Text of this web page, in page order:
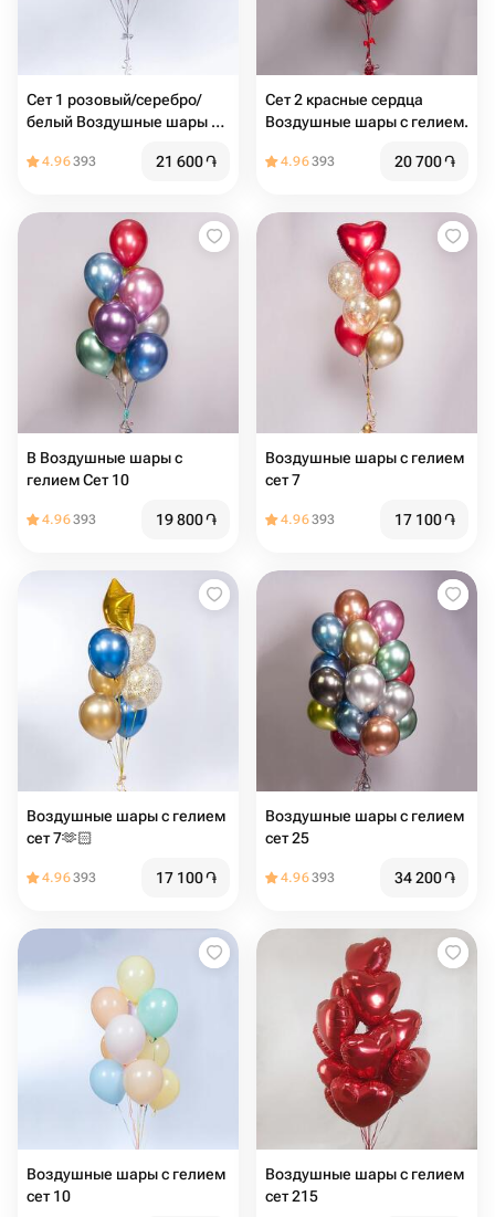
Сет 1 розовый/серебро/
белый Воздушные шары с
4.96393 21 600֏
Сет 2 красные сердца
Воздушные шары с гелием.️️
4.96393 20 700֏
В Воздушные шары с
гелием Сет 10
4.96393 19 800֏
Воздушные шары с гелием
сет 7
4.96393 17 100֏
Воздушные шары с гелием
сет 7🫶🏻
4.96393 17 100֏
Воздушные шары с гелием
сет 25
4.96393 34 200֏
Воздушные шары с гелием
сет 10
Воздушные шары с гелием
сет 215